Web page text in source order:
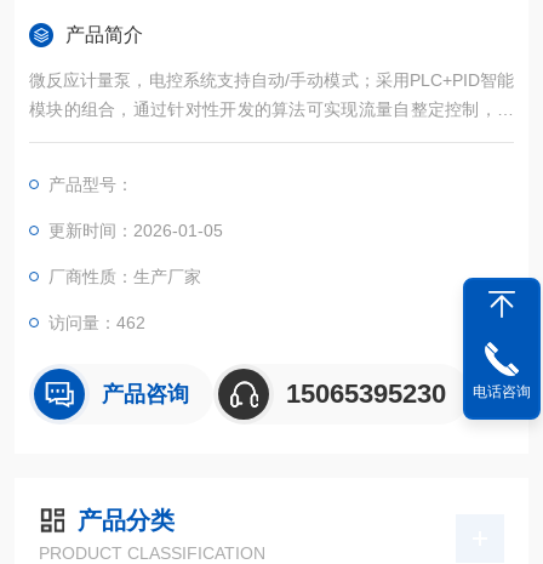
产品简介
微反应计量泵，电控系统支持自动/手动模式；采用PLC+PID智能
模块的组合，通过针对性开发的算法可实现流量自整定控制，当
物料改变导致流速变化时可自动调节转速，无需人工参与，确保
产品型号：
更新时间：2026-01-05
厂商性质：生产厂家
访问量：462
产品咨询 15065395230
产品分类
PRODUCT CLASSIFICATION
电话咨询